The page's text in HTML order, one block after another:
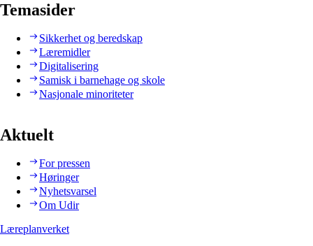
Temasider
Sikkerhet og beredskap
Læremidler
Digitalisering
Samisk i barnehage og skole
Nasjonale minoriteter
Aktuelt
For pressen
Høringer
Nyhetsvarsel
Om Udir
Læreplanverket